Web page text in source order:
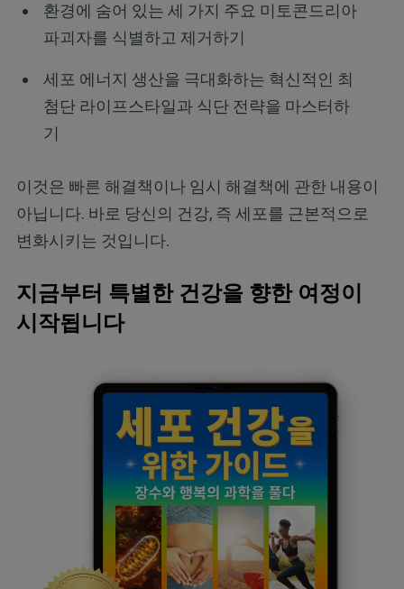
환경에 숨어 있는 세 가지 주요 미토콘드리아
파괴자를 식별하고 제거하기
세포 에너지 생산을 극대화하는 혁신적인 최
첨단 라이프스타일과 식단 전략을 마스터하
기
이것은 빠른 해결책이나 임시 해결책에 관한 내용이
아닙니다. 바로 당신의 건강, 즉 세포를 근본적으로
변화시키는 것입니다.
지금부터 특별한 건강을 향한 여정이
시작됩니다